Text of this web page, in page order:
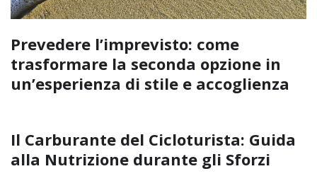
Prevedere l’imprevisto: come
trasformare la seconda opzione in
un’esperienza di stile e accoglienza
Il Carburante del Cicloturista: Guida
alla Nutrizione durante gli Sforzi